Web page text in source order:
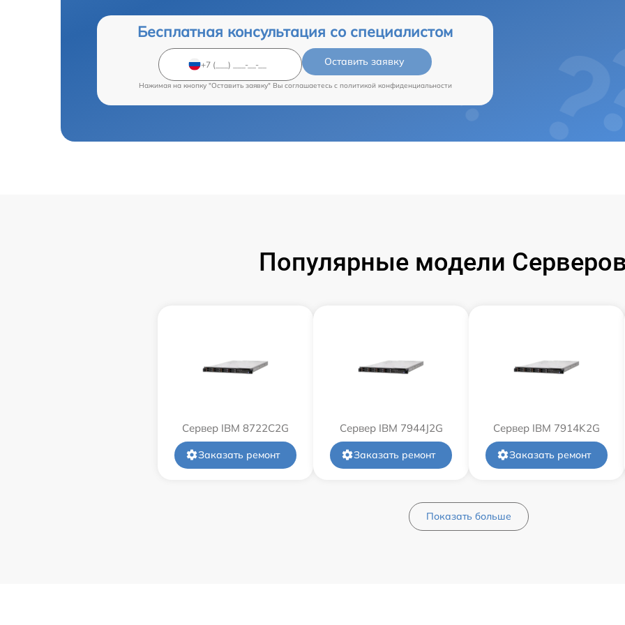
Бесплатная консультация со специалистом
Оставить заявку
Нажимая на кнопку "Оставить заявку" Вы соглашаетесь c политикой конфиденциальности
Популярные модели
Сервер IBM 8722C2G
Заказать ремонт
Сервер IBM 7944J2G
Заказать ремонт
Сервер IBM 7914K2G
Заказать ремонт
Показать больше